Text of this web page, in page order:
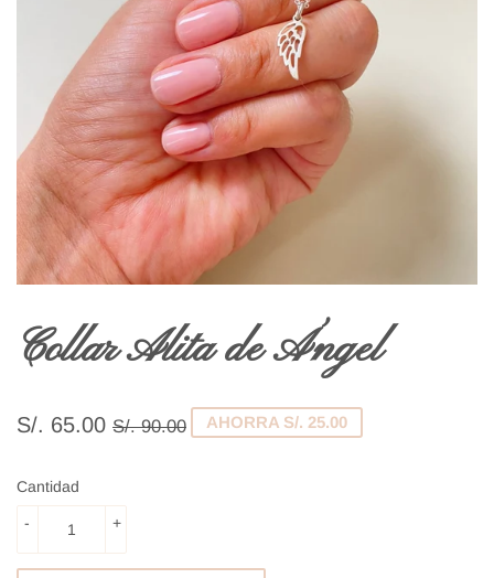
Collar Alita de Ángel
S/. 65.00 S/. 90.00 Precio
S/.
Precio
S/.AHORRA S/. 25.00
Cantidad
+
-